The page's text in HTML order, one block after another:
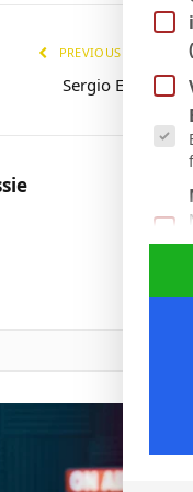
PREVIOUS ARTICLE
Sergio Esteban
Es